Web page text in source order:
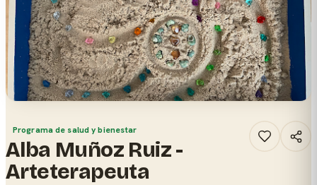
Programa de salud y bienestar
Alba Muñoz Ruiz -
Arteterapeuta